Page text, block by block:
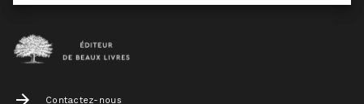
Contactez-nous